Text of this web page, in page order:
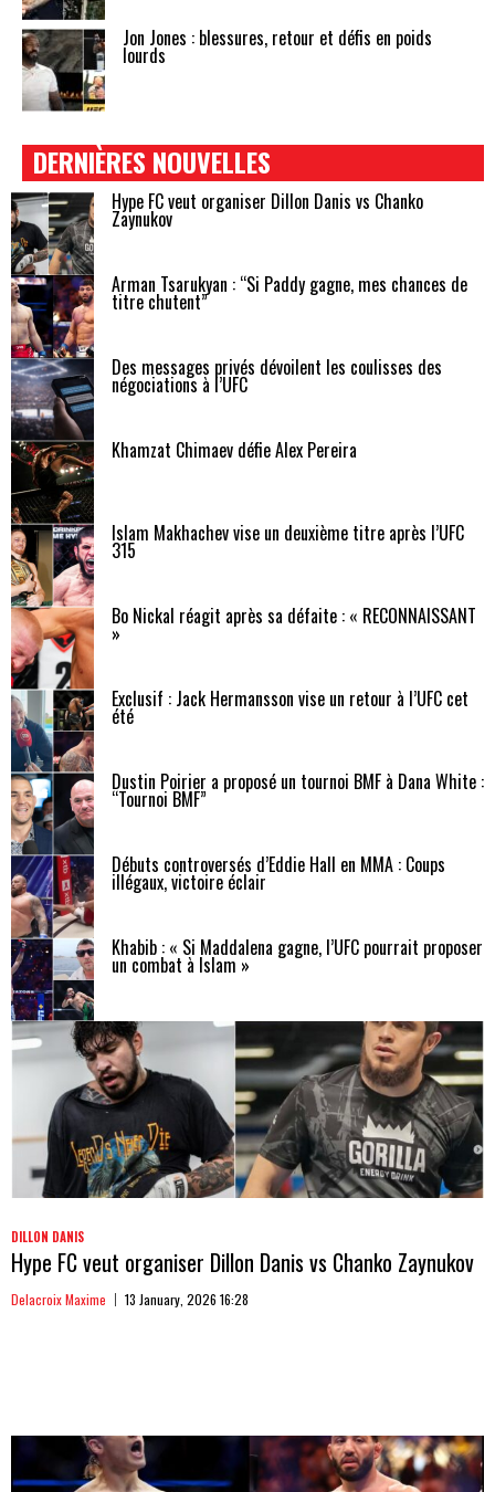
Jon Jones : blessures, retour et défis en poids
lourds
DERNIÈRES NOUVELLES
Hype FC veut organiser Dillon Danis vs Chanko
Zaynukov
Arman Tsarukyan : “Si Paddy gagne, mes chances de
titre chutent”
Des messages privés dévoilent les coulisses des
négociations à l’UFC
Khamzat Chimaev défie Alex Pereira
Islam Makhachev vise un deuxième titre après l’UFC
315
Bo Nickal réagit après sa défaite : « RECONNAISSANT
»
Exclusif : Jack Hermansson vise un retour à l’UFC cet
été
Dustin Poirier a proposé un tournoi BMF à Dana White :
“Tournoi BMF”
Débuts controversés d’Eddie Hall en MMA : Coups
illégaux, victoire éclair
Khabib : « Si Maddalena gagne, l’UFC pourrait proposer
un combat à Islam »
DILLON DANIS
Hype FC veut organiser Dillon Danis vs Chanko Zaynukov
Delacroix Maxime 13 January, 2026 16:28